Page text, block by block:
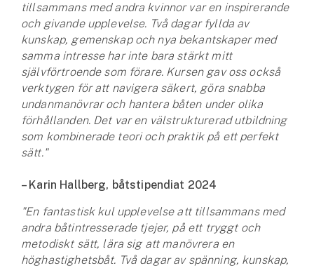
Försäkring via förmedlare
Se alla försäkringar
tillsammans med andra kvinnor var en inspirerande
och givande upplevelse. Två dagar fyllda av
kunskap, gemenskap och nya bekantskaper med
samma intresse har inte bara stärkt mitt
självförtroende som förare. Kursen gav oss också
verktygen för att navigera säkert, göra snabba
undanmanövrar och hantera båten under olika
förhållanden. Det var en välstrukturerad utbildning
som kombinerade teori och praktik på ett perfekt
sätt."
– Karin Hallberg, båtstipendiat 2024
"En fantastisk kul upplevelse att tillsammans med
andra båtintresserade tjejer, på ett tryggt och
metodiskt sätt, lära sig att manövrera en
höghastighetsbåt. Två dagar av spänning, kunskap,